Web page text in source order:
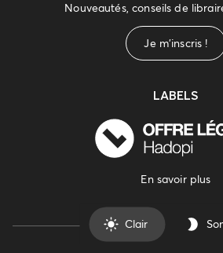
Nouveautés, conseils de
Je m'inscris !
LABELS
En savoir plus
Clair